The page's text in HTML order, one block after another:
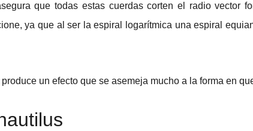
que todas estas cuerdas corten el radio vector
ya que al ser la espiral logarítmica una espiral
un efecto que se asemeja mucho a la forma en